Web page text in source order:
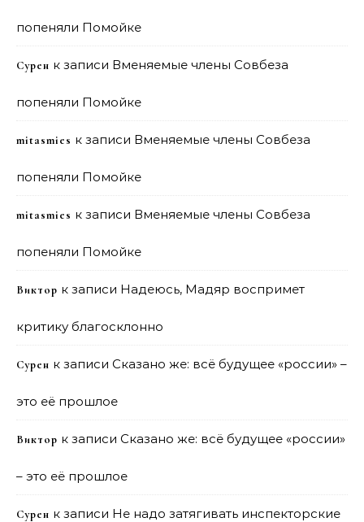
попеняли Помойке
Сурен к записи Вменяемые члены Совбеза
попеняли Помойке
mitasmies к записи Вменяемые члены Совбеза
попеняли Помойке
mitasmies к записи Вменяемые члены Совбеза
попеняли Помойке
Виктор к записи Надеюсь, Мадяр воспримет
критику благосклонно
Сурен к записи Сказано же: всё будущее «россии» –
это её прошлое
Виктор к записи Сказано же: всё будущее «россии»
– это её прошлое
Сурен к записи Не надо затягивать инспекторские